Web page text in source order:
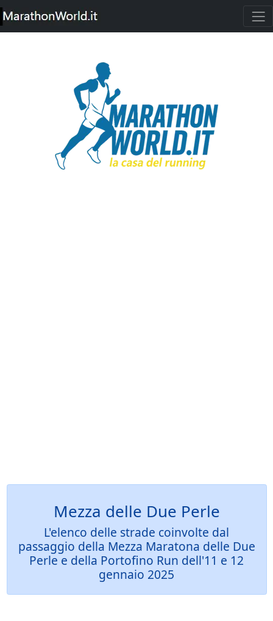
Mezza delle Due Perle
L'elenco delle strade coinvolte dal
passaggio della Mezza Maratona delle Due
Perle e della Portofino Run dell'11 e 12
gennaio 2025